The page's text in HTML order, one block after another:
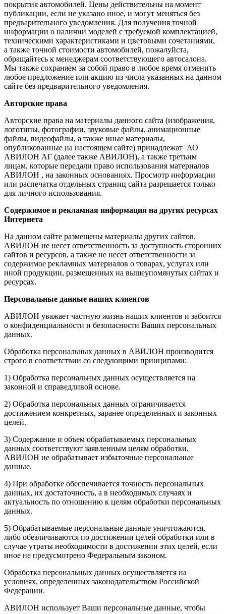
покрытия автомобилей. Цены действительны на момент
публикации, если не указано иное, и могут меняться без
предварительного уведомления. Для получения точной
информации о наличии моделей с требуемой комплектацией,
техническими характеристиками и цветовыми сочетаниями,
а также точной стоимости автомобилей, пожалуйста,
обращайтесь к менеджерам соответствующего автосалона.
Мы также сохраняем за собой право в любое время отменить
любое предложение или акцию из числа указанных на данном
сайте без предварительного уведомления.
Авторские права
Авторские права на материалы данного сайта (изображения,
логотипы, фотографии, звуковые файлы, анимационные
файлы, видеофайлы, а также иные материалы,
опубликованные на настоящем сайте) принадлежат АО
АВИЛОН АГ (далее также АВИЛОН), а также третьим
лицам, которые передали право использования материалов
АВИЛОН , на законных основаниях. Просмотр информации
или распечатка отдельных страниц сайта разрешается только
для личного использования.
Содержимое и рекламная информация на других ресурсах
Интернета
На данном сайте размещены материалы других сайтов.
АВИЛОН не несет ответственность за доступность сторонних
сайтов и ресурсов, а также не несет ответственности за
содержимое рекламных материалов о товарах, услугах или
иной продукции, размещенных на вышеупомянутых сайтах и
ресурсах.
Персональные данные наших клиентов
АВИЛОН уважает частную жизнь наших клиентов и забоится
о конфиденциальности и безопасности Ваших персональных
данных.
Обработка персональных данных в АВИЛОН производится
строго в соответствии со следующими принципами:
1) Обработка персональных данных осуществляется на
законной и справедливой основе.
2) Обработка персональных данных ограничивается
достижением конкретных, заранее определенных и законных
целей.
3) Содержание и объем обрабатываемых персональных
данных соответствуют заявленным целям обработки,
АВИЛОН не обрабатывает избыточные персональные
данные.
4) При обработке обеспечивается точность персональных
данных, их достаточность, а в необходимых случаях и
актуальность по отношению к целям обработки персональных
данных.
5) Обрабатываемые персональные данные уничтожаются,
либо обезличиваются по достижении целей обработки или в
случае утраты необходимости в достижении этих целей, если
иное не предусмотрено Федеральным законом.
Обработка персональных данных осуществляется на
условиях, определенных законодательством Российской
Федерации.
АВИЛОН использует Ваши персональные данные, чтобы